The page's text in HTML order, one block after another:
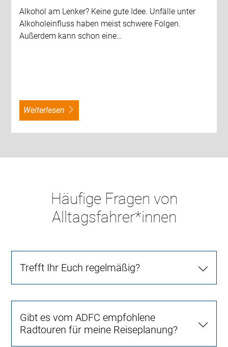
Alkohol am Lenker? Keine gute Idee. Unfälle unter
Alkoholeinfluss haben meist schwere Folgen.
Außerdem kann schon eine…
weiterlesen
Häufige Fragen von
Alltagsfahrer*innen
Trefft Ihr Euch regelmäßig?
Gibt es vom ADFC empfohlene
Radtouren für meine Reiseplanung?